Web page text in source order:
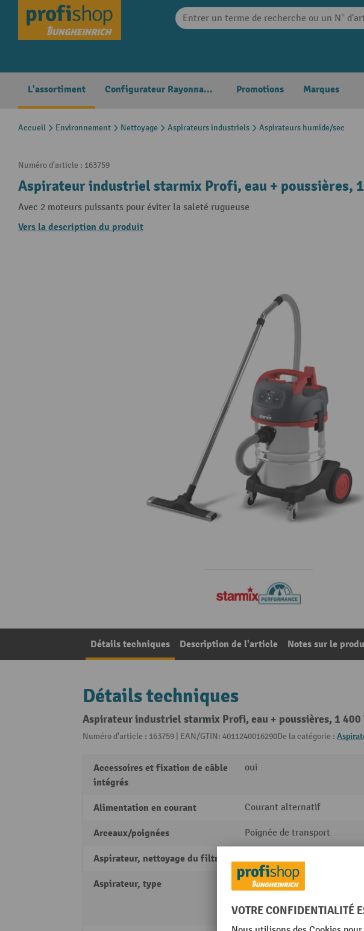
Skip to main navigation
L'assortiment Configurateur Rayonnages Promotions Marques
Accueil Environnement Nettoyage Aspirateurs industriels Aspirateurs humide/sec
Numéro d'article : 163759
Aspirateur industriel starmix Profi, eau + poussières,
Avec 2 moteurs puissants pour éviter la saleté rugueuse
Vers la description du produit
Détails techniques Description de l'article Notes sur le
Détails techniques
Aspirateur industriel starmix Profi, eau + poussières, 1 400
Numéro d'article : 163759 | EAN/GTIN: 4011240016290De la catégorie :
Accessoires et fixation de câble
intégrés
oui
Alimentation en courant Courant alternatif
Arceaux/poignées Poignée de transport
Aspirateur, nettoyage du filtre
Aspirateur, type
Aspirateur de bureau
sec